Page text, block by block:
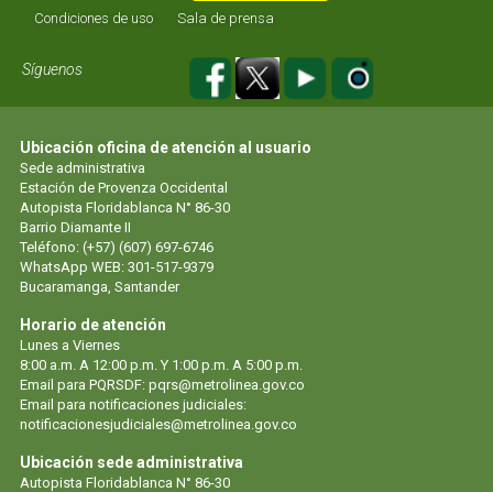
Condiciones de uso Sala de prensa
Síguenos
Ubicación oficina de atención al usuario
Sede administrativa
Estación de Provenza Occidental
Autopista Floridablanca N° 86-30
Barrio Diamante II
Teléfono: (+57) (607) 697-6746
WhatsApp WEB: 301-517-9379
Bucaramanga, Santander
Horario de atención
Lunes a Viernes
8:00 a.m. A 12:00 p.m. Y 1:00 p.m. A 5:00 p.m.
Email para PQRSDF: pqrs@metrolinea.gov.co
Email para notificaciones judiciales:
notificacionesjudiciales@metrolinea.gov.co
Ubicación sede administrativa
Autopista Floridablanca N° 86-30